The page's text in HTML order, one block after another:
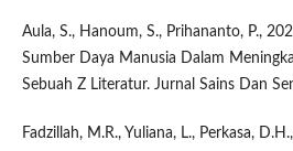
Aula, S., Hanoum, S., Prihananto, P.,
Sumber Daya Manusia Dalam
Sebuah Z Literatur. Jurnal Sains Dan
Fadzillah, M.R., Yuliana, L., Perkasa,